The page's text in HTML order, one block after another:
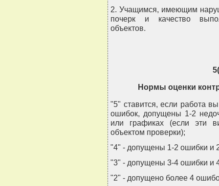
2. Учащимся, имеющим
почерк и качество
объектов.
Нормы оценки
"5" ставится, если работа
ошибок, допущены 1-2
или графиках (если эти
объектом проверки);
"4" - допущены 1-2 ошибки и
"3" - допущены 3-4 ошибки и
"2" - допущено более 4